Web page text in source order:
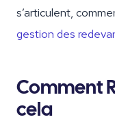
s’articulent,
gestion des
Comment
cela